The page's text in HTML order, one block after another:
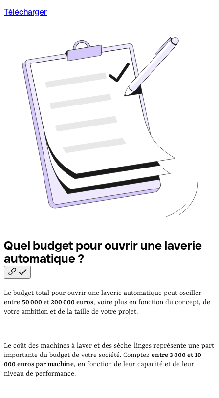
Télécharger
Quel budget pour ouvrir une laverie
automatique ?
Le budget total pour ouvrir une laverie automatique peut osciller
entre 50 000 et 200 000 euros, voire plus en fonction du concept, de
votre ambition et de la taille de votre projet.
Le coût des machines à laver et des sèche-linges représente une part
importante du budget de votre société. Comptez entre 3 000 et 10
000 euros par machine, en fonction de leur capacité et de leur
niveau de performance.